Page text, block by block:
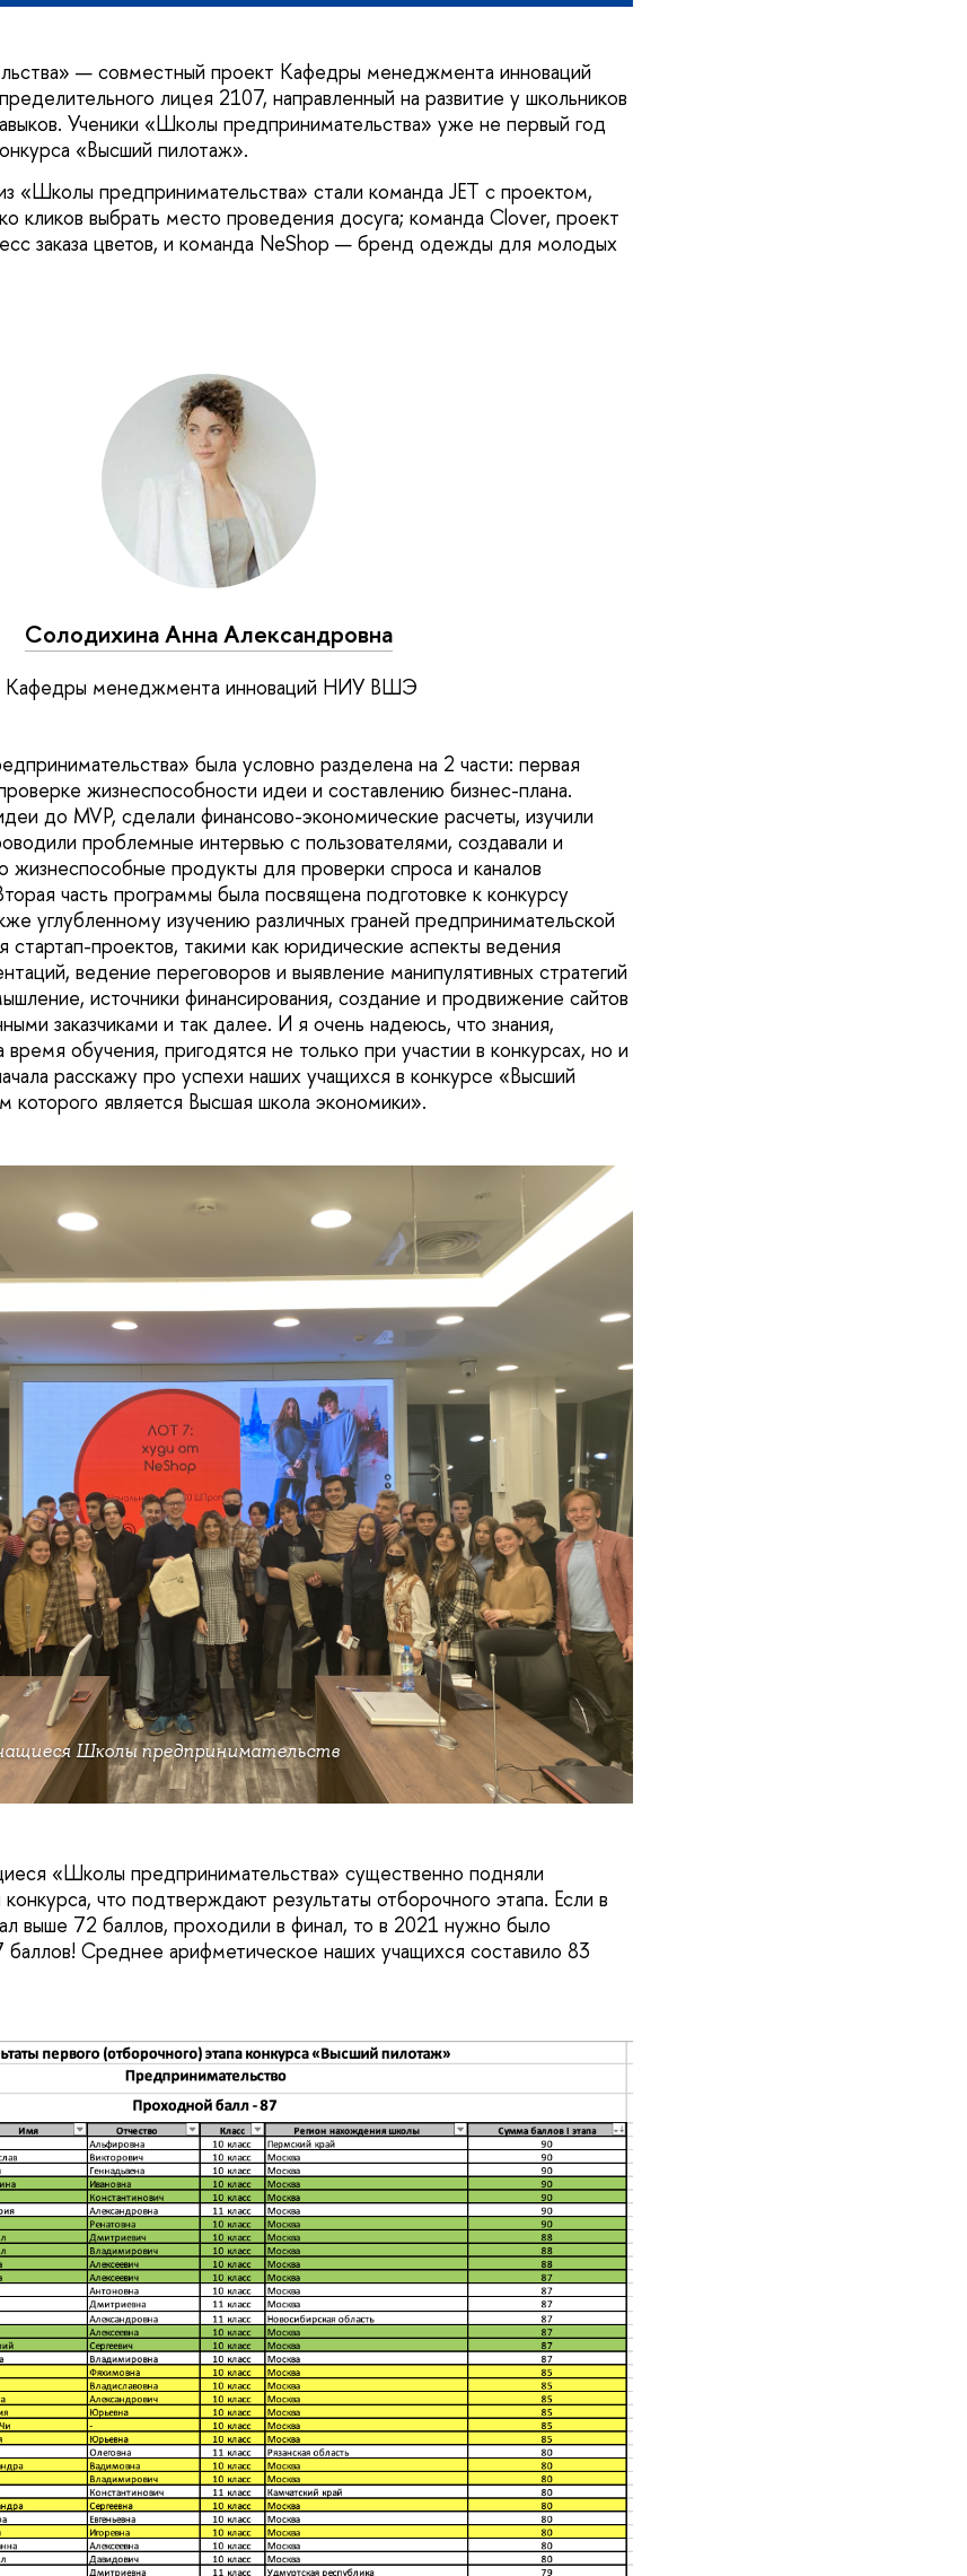
— совместный проект Кафедры менеджмента инноваций
лицея 2107, направленный на развитие у школьников
Ученики «Школы предпринимательства» уже не первый год
«Высший пилотаж».
«Школы предпринимательства» стали команда JET с проектом,
кликов выбрать место проведения досуга; команда Clover, проект
заказа цветов, и команда NeShop — бренд одежды для молодых
Солодихина Анна Александровна
Кафедры менеджмента инноваций НИУ ВШЭ
была условно разделена на 2 части: первая
жизнеспособности идеи и составлению бизнес-плана.
до MVP, сделали финансово-экономические расчеты, изучили
проблемные интервью с пользователями, создавали и
жизнеспособные продукты для проверки спроса и каналов
часть программы была посвящена подготовке к конкурсу
углубленному изучению различных граней предпринимательской
стартап-проектов, такими как юридические аспекты ведения
ведение переговоров и выявление манипулятивных стратегий
источники финансирования, создание и продвижение сайтов
заказчиками и так далее. И я очень надеюсь, что знания,
обучения, пригодятся не только при участии в конкурсах, но и
расскажу про успехи наших учащихся в конкурсе «Высший
которого является Высшая школа экономики».
Школы предпринимательств
«Школы предпринимательства» существенно подняли
что подтверждают результаты отборочного этапа. Если в
выше 72 баллов, проходили в финал, то в 2021 нужно было
Среднее арифметическое наших учащихся составило 83